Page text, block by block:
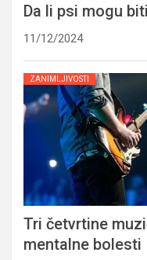
Da li psi mogu
11/12/2024
ZANIMLJIVOSTI
Tri četvrtine
mentalne bolesti